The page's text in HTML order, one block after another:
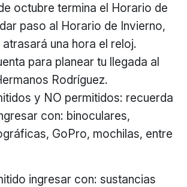
octubre termina el Horario de
paso al Horario de Invierno,
una hora el reloj.
para planear tu llegada al
Rodríguez.
y NO permitidos: recuerda
con: binoculares,
GoPro, mochilas, entre
ingresar con: sustancias